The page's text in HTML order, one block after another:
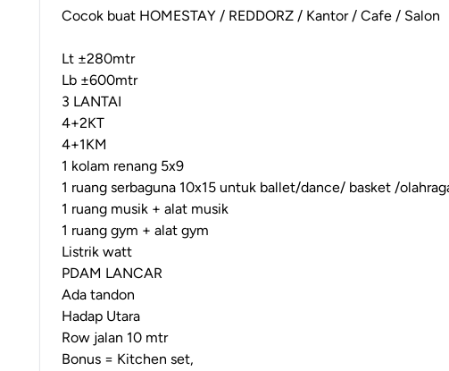
Cocok buat HOMESTAY / REDDORZ / Kantor / Cafe / Salon
Lt ±280mtr
Lb ±600mtr
3 LANTAI
4+2KT
4+1KM
1 kolam renang 5x9
1 ruang serbaguna 10x15 untuk ballet/dance/ basket /
1 ruang musik + alat musik
1 ruang gym + alat gym
Listrik watt
PDAM LANCAR
Ada tandon
Hadap Utara
Row jalan 10 mtr
Bonus = Kitchen set,